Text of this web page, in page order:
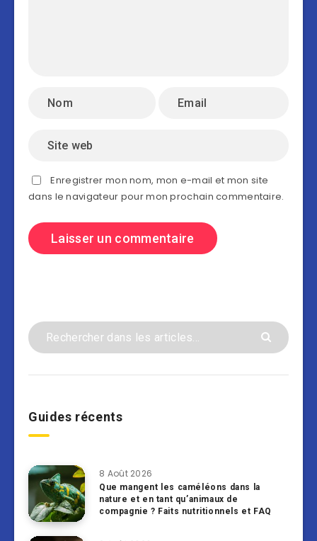
Enregistrer mon nom, mon e-mail et mon site
dans le navigateur pour mon prochain commentaire.
Guides récents
8 Août 2026
Que mangent les caméléons dans la
nature et en tant qu’animaux de
compagnie ? Faits nutritionnels et FAQ